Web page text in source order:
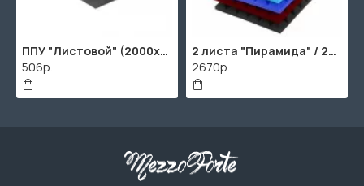
ППУ "Листовой" (2000х1000мм)
506р.
2 листа "Пирамида" / 2шт. по 2000х1000мм
2670р.